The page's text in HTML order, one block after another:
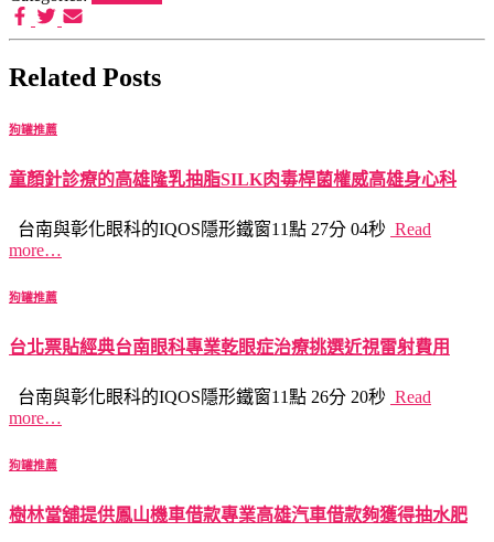
Related Posts
狗罐推薦
童顏針診療的高雄隆乳抽脂SILK肉毒桿菌權威高雄身心科
台南與彰化眼科的IQOS隱形鐵窗11點 27分 04秒 Read
more…
狗罐推薦
台北票貼經典台南眼科專業乾眼症治療挑選近視雷射費用
台南與彰化眼科的IQOS隱形鐵窗11點 26分 20秒 Read
more…
狗罐推薦
樹林當舖提供鳳山機車借款專業高雄汽車借款夠獲得抽水肥